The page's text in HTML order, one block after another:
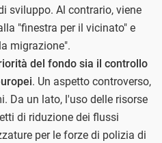
sviluppo. Al contrario, viene
"finestra per il vicinato" e
migrazione".
del fondo sia il controllo
. Un aspetto controverso,
Da un lato, l'uso delle risorse
di riduzione dei flussi
per le forze di polizia di